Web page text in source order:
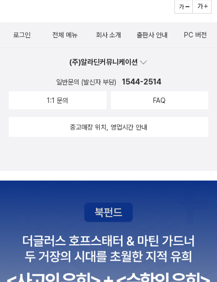
로그인 전체 메뉴 회사 소개 출판사 안내 PC 버전
(주)알라딘커뮤니케이션
일반문의 (발신자 부담) 1544-2514
1:1 문의 FAQ
중고매장 위치, 영업시간 안내